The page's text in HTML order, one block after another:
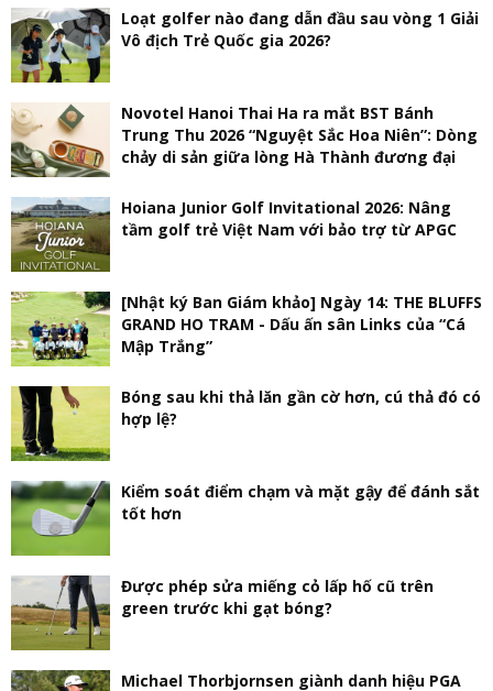
Loạt golfer nào đang dẫn đầu sau vòng 1 Giải
Vô địch Trẻ Quốc gia 2026?
Novotel Hanoi Thai Ha ra mắt BST Bánh
Trung Thu 2026 “Nguyệt Sắc Hoa Niên”: Dòng
chảy di sản giữa lòng Hà Thành đương đại
Hoiana Junior Golf Invitational 2026: Nâng
tầm golf trẻ Việt Nam với bảo trợ từ APGC
[Nhật ký Ban Giám khảo] Ngày 14: THE BLUFFS
GRAND HO TRAM - Dấu ấn sân Links của “Cá
Mập Trắng”
Bóng sau khi thả lăn gần cờ hơn, cú thả đó có
hợp lệ?
Kiểm soát điểm chạm và mặt gậy để đánh sắt
tốt hơn
Được phép sửa miếng cỏ lấp hố cũ trên
green trước khi gạt bóng?
Michael Thorbjornsen giành danh hiệu PGA